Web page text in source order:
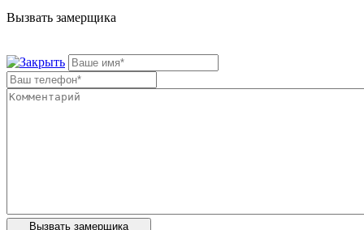
Вызвать замерщика